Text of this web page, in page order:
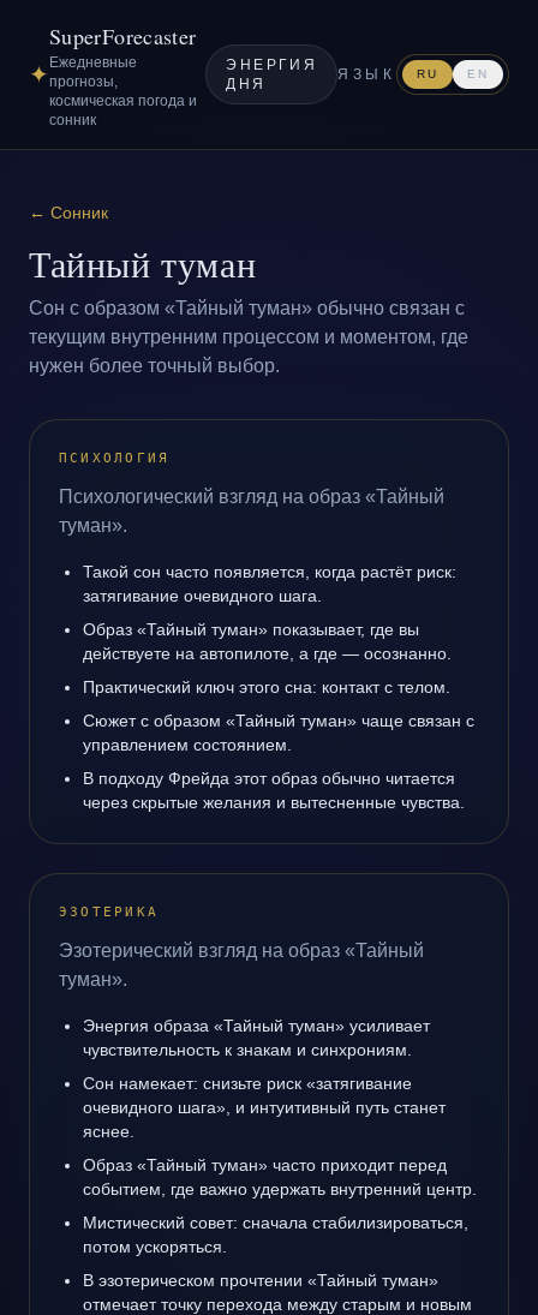
✦
SuperForecaster
Ежедневные
прогнозы,
космическая погода и
сонник
ЭНЕРГИЯ
ДНЯ
ЯЗЫК RU EN
← Сонник
Тайный туман
Сон с образом «Тайный туман» обычно связан с
текущим внутренним процессом и моментом, где
нужен более точный выбор.
ПСИХОЛОГИЯ
Психологический взгляд на образ «Тайный
туман».
Такой сон часто появляется, когда растёт риск:
затягивание очевидного шага.
Образ «Тайный туман» показывает, где вы
действуете на автопилоте, а где — осознанно.
Практический ключ этого сна: контакт с телом.
Сюжет с образом «Тайный туман» чаще связан с
управлением состоянием.
В подходу Фрейда этот образ обычно читается
через скрытые желания и вытесненные чувства.
ЭЗОТЕРИКА
Эзотерический взгляд на образ «Тайный
туман».
Энергия образа «Тайный туман» усиливает
чувствительность к знакам и синхрониям.
Сон намекает: снизьте риск «затягивание
очевидного шага», и интуитивный путь станет
яснее.
Образ «Тайный туман» часто приходит перед
событием, где важно удержать внутренний центр.
Мистический совет: сначала стабилизироваться,
потом ускоряться.
В эзотерическом прочтении «Тайный туман»
отмечает точку перехода между старым и новым